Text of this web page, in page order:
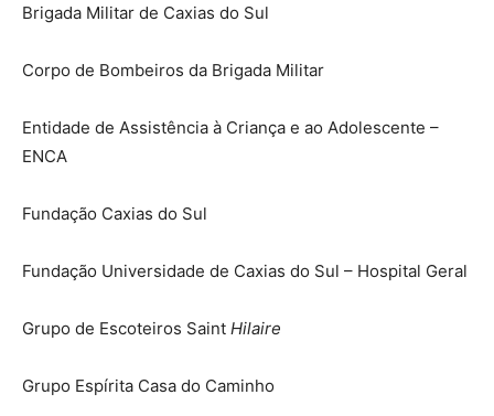
Brigada Militar de Caxias do Sul
Corpo de Bombeiros da Brigada Militar
Entidade de Assistência à Criança e ao Adolescente –
ENCA
Fundação Caxias do Sul
Fundação Universidade de Caxias do Sul – Hospital Geral
Grupo de Escoteiros Saint Hilaire
Grupo Espírita Casa do Caminho